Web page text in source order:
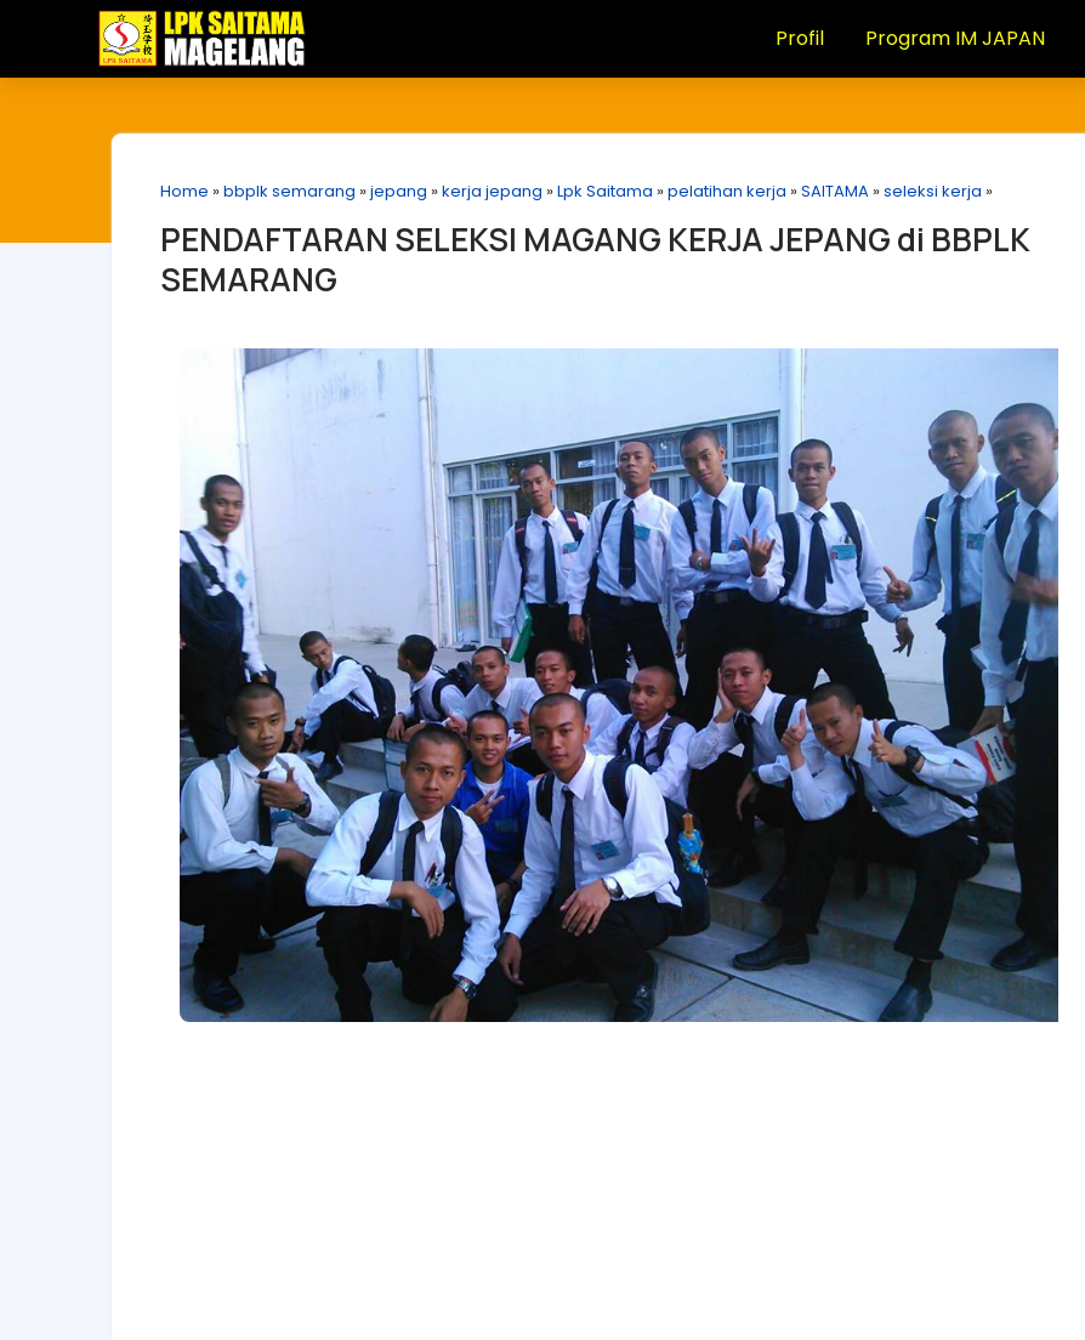
Profil Program IM JAPAN
Home »bbplk semarang »jepang »kerja jepang »Lpk Saitama »pelatihan kerja »SAITAMA »seleksi kerja »
PENDAFTARAN SELEKSI MAGANG KERJA JEPANG di BBPLK
SEMARANG